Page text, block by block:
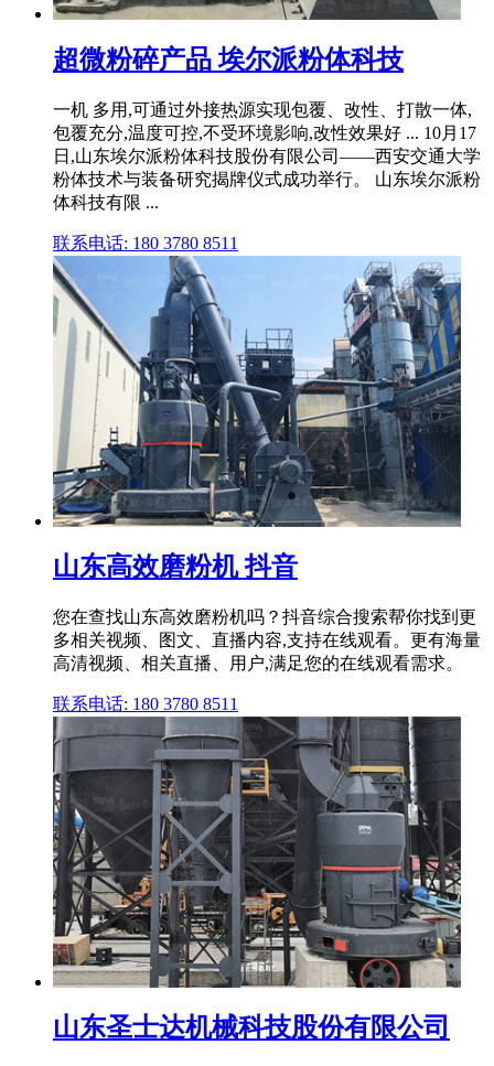
超微粉碎产品 埃尔派粉体科技
一机 多用,可通过外接热源实现包覆、改性、打散一体,
包覆充分,温度可控,不受环境影响,改性效果好 ... 10月17
日,山东埃尔派粉体科技股份有限公司——西安交通大学
粉体技术与装备研究揭牌仪式成功举行。 山东埃尔派粉
体科技有限 ...
联系电话: 180 3780 8511
山东高效磨粉机 抖音
您在查找山东高效磨粉机吗？抖音综合搜索帮你找到更
多相关视频、图文、直播内容,支持在线观看。更有海量
高清视频、相关直播、用户,满足您的在线观看需求。
联系电话: 180 3780 8511
山东圣士达机械科技股份有限公司